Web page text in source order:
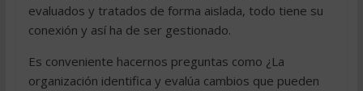
evaluados y tratados de forma aislada, todo tiene su
conexión y así ha de ser gestionado.
Es conveniente hacernos preguntas como ¿La
organización identifica y evalúa cambios que pueden